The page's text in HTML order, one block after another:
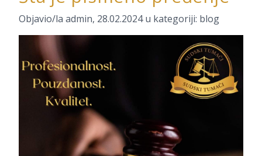
Objavio/la admin, 28.02.2024u kategoriji: blog